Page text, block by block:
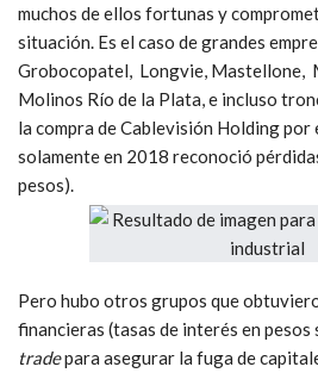
muchos de ellos fortunas y
situación. Es el caso de grandes
Grobocopatel, Longvie, Mastellone,
Molinos Río de la Plata, e incluso
la compra de Cablevisión Holding por
solamente en 2018 reconoció
pesos).
Pero hubo otros grupos que
financieras (tasas de interés en
tradepara asegurar la fuga de